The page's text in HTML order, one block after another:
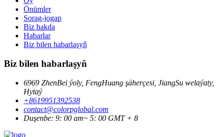
Önümler
Sorag-jogap
Biz hakda
Habarlar
Biz bilen habarlaşyň
Biz bilen habarlaşyň
6969 ZhenBei ýoly, FengHuang şäherçesi, JiangSu welaýaty,
Hytaý
+8619951392538
contact@colorpglobal.com
Duşenbe: 9: 00 am~ 5: 00 GMT + 8